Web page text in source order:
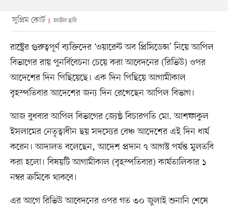
সুপ্রিম কোর্ট ফাইল ছবি
রাষ্ট্রের গুরুত্বপূর্ণ ব্যক্তিদের ‘ওয়ারেন্ট অব প্রিসিডেন্স’ নিয়ে আপিল
বিভাগের রায় পুনর্বিবেচনা চেয়ে করা আবেদনের (রিভিউ) ওপর
আদেশের দিন পিছিয়েছে। এক দিন পিছিয়ে আগামীকাল
বৃহস্পতিবার আদেশের জন্য দিন রেখেছেন আপিল বিভাগ।
আজ বুধবার আপিল বিভাগের জ্যেষ্ঠ বিচারপতি মো. আশফাকুল
ইসলামের নেতৃত্বাধীন ছয় সদস্যের বেঞ্চ আদেশের এই দিন ধার্য
করেন। আদালত বলেছেন, আদেশ প্রদান ৭ আগস্ট পর্যন্ত মুলতবি
করা হলো। বিষয়টি আগামীকাল (বৃহস্পতিবার) কার্যতালিকার ১
নম্বর ক্রমিকে থাকবে।
এর আগে রিভিউ আবেদনের ওপর গত ৩০ জুলাই শুনানি শেষে